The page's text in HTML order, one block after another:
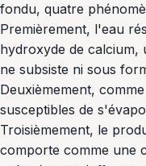
fondu, quatre
Premièrement, l'eau
hydroxyde de calcium,
ne subsiste ni sous
Deuxièmement,
susceptibles de
Troisièmement, le
comporte comme une